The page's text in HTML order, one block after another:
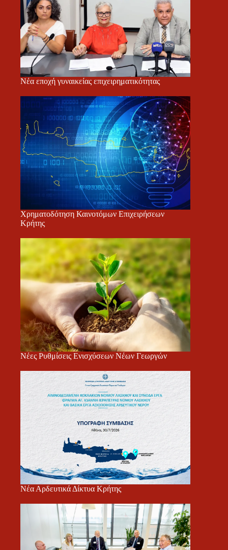
Νέα εποχή γυναικείας επιχειρηματικότητας
Χρηματοδότηση Καινοτόμων Επιχειρήσεων
Κρήτης
Νέες Ρυθμίσεις Ενισχύσεων Νέων Γεωργών
Νέα Αρδευτικά Δίκτυα Κρήτης